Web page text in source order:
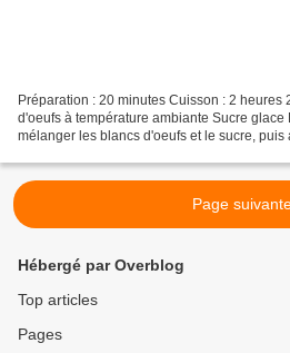
Préparation : 20 minutes Cuisson : 2
d'oeufs à température ambiante Sucre
mélanger les blancs d'oeufs et le sucre,
Page
Hébergé par Overblog
Top articles
Pages